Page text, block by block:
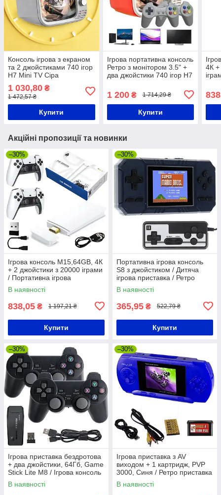
Консоль ігрова з екраном
та 2 джойстиками 740 ігор
H7 Mini TV Сіра
1 030,80 ₴
1 472,57 ₴
Купити
Ігрова портативна консоль
Ретро з монітором 3.5" +
два джойстики 740 ігор H7
1 200₴ 1 714,29 ₴
Купити
4К +
Акційні пропозиції та новинки
–30%
Ігрова консоль M15,64GB, 4К
+ 2 джойстики з 20000 іграми
/ Портативна ігрова
приставка / Дитяча приставка
В наявності
838,05 ₴ 1 197,21 ₴
Купити
–30%
Портативна ігрова консоль
S8 з джойстиком / Дитяча
ігрова приставка / Ретро
консоль для ігор
В наявності
365,95 ₴ 522,79 ₴
Купити
–30%
Ігрова приставка бездротова
+ два джойстики, 64Гб, Game
Stick Lite M8 / Ігрова консоль
для телевізора
В наявності
–30%
Ігрова приставка з AV
виходом + 1 картридж, PVP
3000, Синя / Ретро приставка
/ Портативна ігрова консоль
В наявності